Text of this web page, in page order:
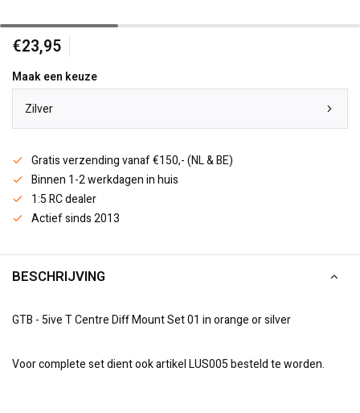
€23,95
Maak een keuze
Zilver
Gratis verzending vanaf €150,- (NL & BE)
Binnen 1-2 werkdagen in huis
1:5 RC dealer
Actief sinds 2013
BESCHRIJVING
GTB - 5ive T Centre Diff Mount Set 01 in orange or silver
Voor complete set dient ook artikel LUS005 besteld te worden.